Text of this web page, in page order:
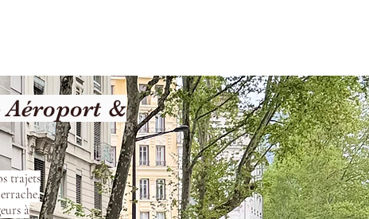
Aéroport &
trajets
à